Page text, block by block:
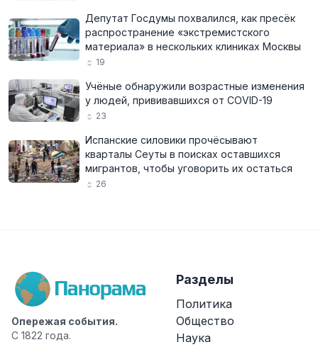
Депутат Госдумы похвалился, как пресёк
распространение «экстремистского
материала» в нескольких клиниках Москвы
19
Учёные обнаружили возрастные изменения
у людей, прививавшихся от COVID-19
23
Испанские силовики прочёсывают
кварталы Сеуты в поисках оставшихся
мигрантов, чтобы уговорить их остаться
26
Опережая события.
С 1822 года.
Разделы
Политика
Общество
Наука